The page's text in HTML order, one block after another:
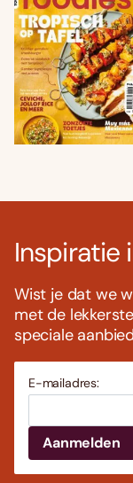
Inspiratie
Wist je dat we
met de
speciale
E-mailadres: